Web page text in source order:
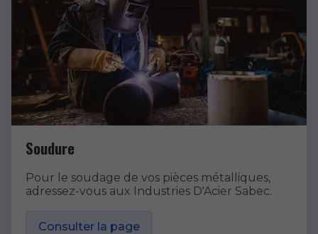
Soudure
Pour le soudage de vos pièces métalliques,
adressez-vous aux Industries D'Acier Sabec.
Consulter la page